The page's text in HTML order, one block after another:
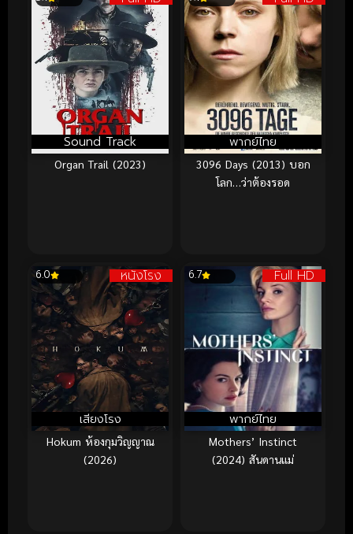
Sound Track
Organ Trail (2023)
พากย์ไทย
3096 Days (2013) บอก
โลก…ว่าต้องรอด
หนังโรง
เสียงโรง
6.0
Hokum ห้องกุมวิญญาณ
(2026)
Full HD
พากย์ไทย
6.7
Mothers’ Instinct
(2024) สันดานแม่